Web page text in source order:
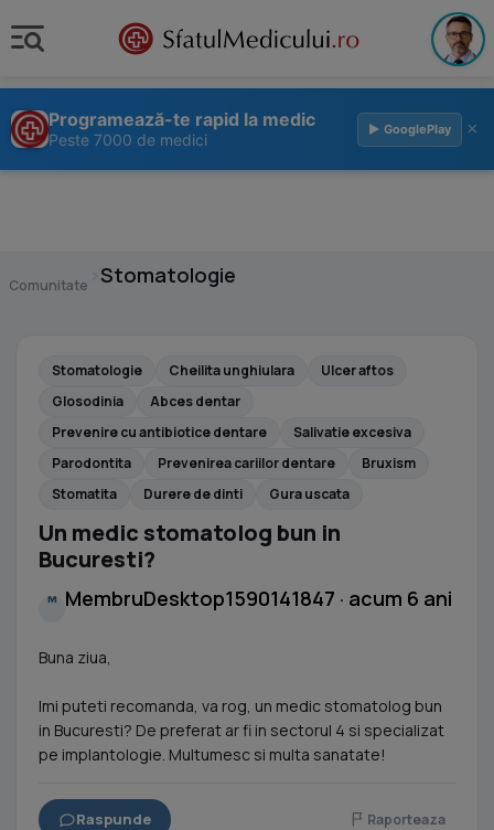
Programează-te rapid la medic
Peste 7000 de medici
▶ GooglePlay ×
Comunitate Stomatologie
Stomatologie Cheilita unghiulara
Ulcer aftos
Glosodinia
Abces dentar
Prevenire cu antibiotice dentare
Salivatie excesiva
Parodontita
Prevenirea cariilor dentare
Bruxism
Stomatita
Durere de dinti Gura uscata
Un medic stomatolog bun in
Bucuresti?
M MembruDesktop1590141847 · acum 6 ani
Buna ziua,
Imi puteti recomanda, va rog, un medic stomatolog bun
in Bucuresti? De preferat ar fi in sectorul 4 si specializat
pe implantologie. Multumesc si multa sanatate!
Raspunde Raporteaza